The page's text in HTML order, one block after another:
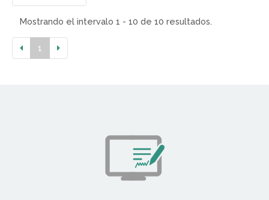
Mostrando el intervalo 1 - 10 de 10 resultados.
1